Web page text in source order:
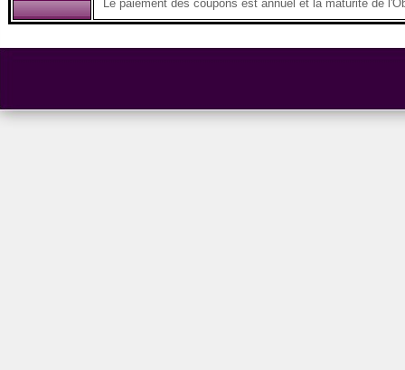
Le paiement des coupons est annuel et la maturité de